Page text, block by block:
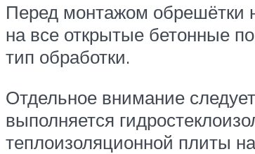
Перед монтажом обрешётки
на все открытые бетонные
тип обработки.
Отдельное внимание
выполняется
теплоизоляционной плиты